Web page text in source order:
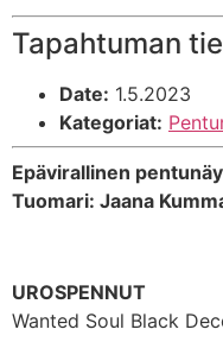
Tapahtuman
Date: 1.5.2023
Kategoriat:
Epävirallinen
Tuomari: Jaana
UROSPENNUT
Wanted Soul Black